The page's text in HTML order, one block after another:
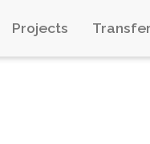
Projects Transfer